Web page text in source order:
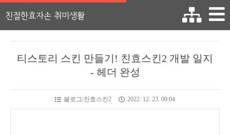
친절한효자손 취미생활
티스토리 스킨 만들기! 친효스킨2 개발 일지
- 헤더 완성
블로그/친효스킨2 2022. 12. 23. 00:04